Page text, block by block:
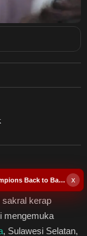
batas antara
sakral kerap
mengemuka
, Sulawesi Selatan,
x
Kunci Sukses PSG Juara Liga Champions Back to Back itu...